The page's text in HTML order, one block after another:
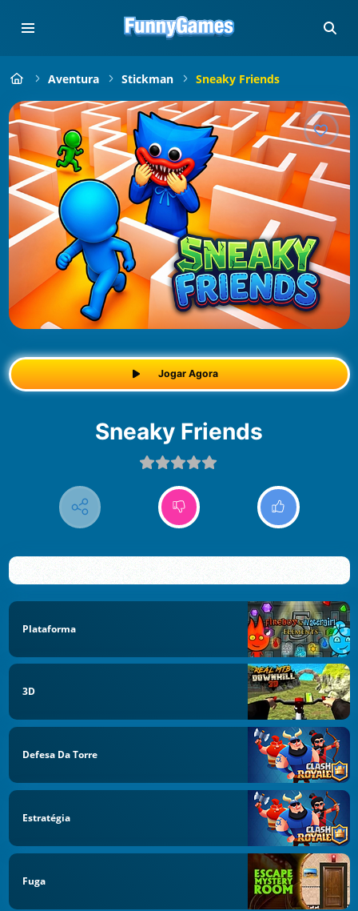
Aventura Stickman Sneaky Friends
Jogar Agora
Sneaky Friends
Plataforma
3D
Defesa Da Torre
Estratégia
Fuga